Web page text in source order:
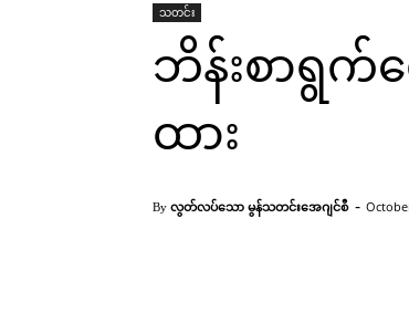
ဘိန်းစာရွက်(IMNA)
သတင်း
ဘိန်းစာရွက်ရ
ထား
By လွတ်လပ်သော မွန်သတင်းအေဂျင်စီ -